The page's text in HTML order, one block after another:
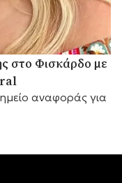
στο Φισκάρδο με
αναφοράς για